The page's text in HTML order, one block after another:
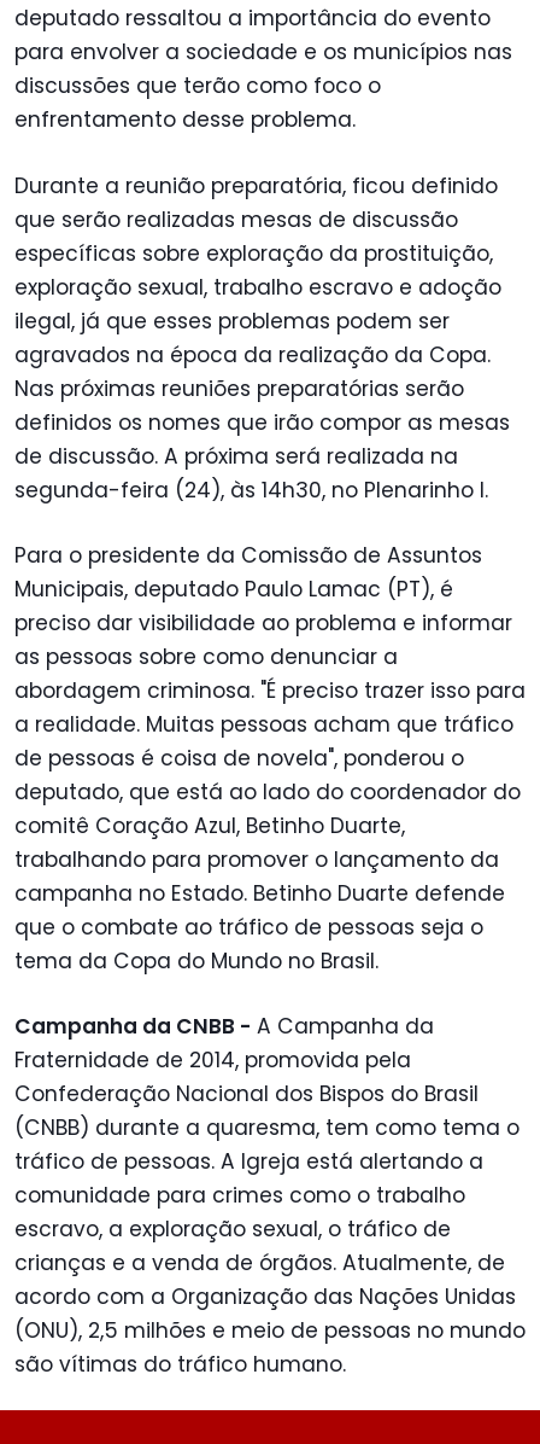
deputado ressaltou a importância do evento
para envolver a sociedade e os municípios nas
discussões que terão como foco o
enfrentamento desse problema.
Durante a reunião preparatória, ficou definido
que serão realizadas mesas de discussão
específicas sobre exploração da prostituição,
exploração sexual, trabalho escravo e adoção
ilegal, já que esses problemas podem ser
agravados na época da realização da Copa.
Nas próximas reuniões preparatórias serão
definidos os nomes que irão compor as mesas
de discussão. A próxima será realizada na
segunda-feira (24), às 14h30, no Plenarinho I.
Para o presidente da Comissão de Assuntos
Municipais, deputado Paulo Lamac (PT), é
preciso dar visibilidade ao problema e informar
as pessoas sobre como denunciar a
abordagem criminosa. "É preciso trazer isso para
a realidade. Muitas pessoas acham que tráfico
de pessoas é coisa de novela", ponderou o
deputado, que está ao lado do coordenador do
comitê Coração Azul, Betinho Duarte,
trabalhando para promover o lançamento da
campanha no Estado. Betinho Duarte defende
que o combate ao tráfico de pessoas seja o
tema da Copa do Mundo no Brasil.
Campanha da CNBB - A Campanha da
Fraternidade de 2014, promovida pela
Confederação Nacional dos Bispos do Brasil
(CNBB) durante a quaresma, tem como tema o
tráfico de pessoas. A Igreja está alertando a
comunidade para crimes como o trabalho
escravo, a exploração sexual, o tráfico de
crianças e a venda de órgãos. Atualmente, de
acordo com a Organização das Nações Unidas
(ONU), 2,5 milhões e meio de pessoas no mundo
são vítimas do tráfico humano.